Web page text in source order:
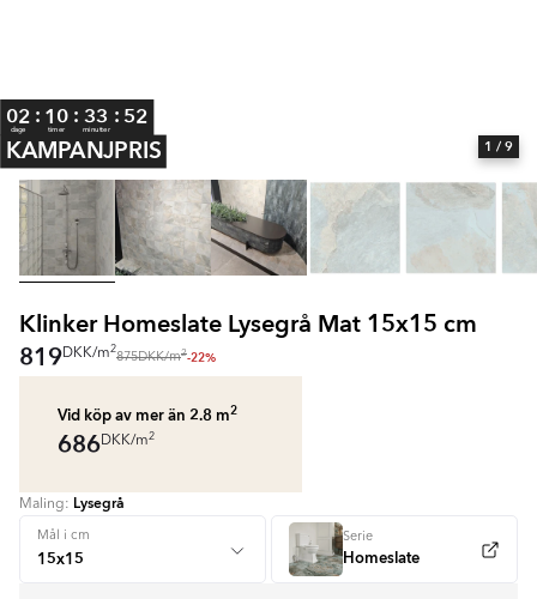
02
dage
: 10
timer
: 33
minutter
: 52
KAMPANJPRIS 1 / 9
Klinker Homeslate Lysegrå Mat 15x15 cm
819DKK/m2
875DKK/m2-22%
Vid köp av mer än 2.8 m2
686DKK/m2
Maling: Lysegrå
Mål i cm Serie
Homeslate